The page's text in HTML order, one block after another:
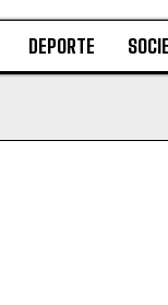
DEPORTE